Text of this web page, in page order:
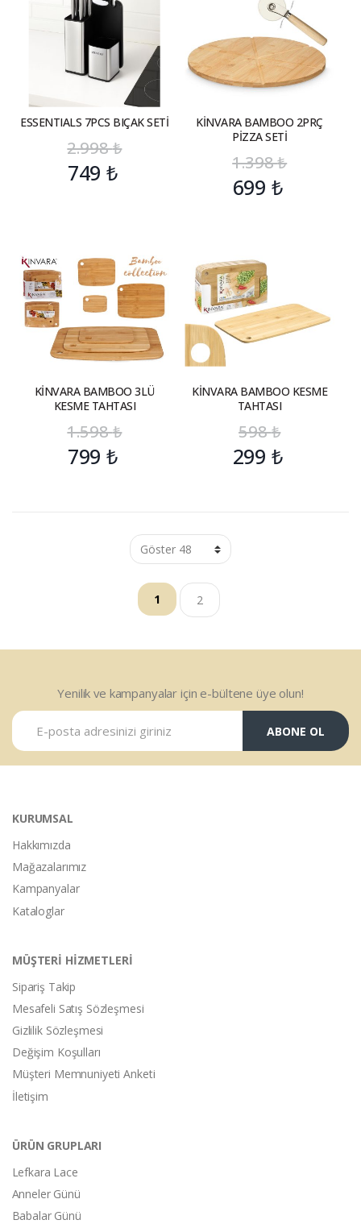
ESSENTIALS 7PCS BIÇAK SETİ
2.998₺
749₺
KİNVARA BAMBOO 2PRÇ
PİZZA SETİ
1.398₺
699 ₺
KİNVARA BAMBOO 3LÜ
KESME TAHTASI
1.598₺
799₺
KİNVARA BAMBOO KESME
TAHTASI
598₺
299 ₺
1 2
Yenilik ve kampanyalar için e-bültene üye olun!
ABONE OL
KURUMSAL
Hakkımızda
Mağazalarımız
Kampanyalar
Kataloglar
MÜŞTERİ HİZMETLERİ
Sipariş Takip
Mesafeli Satış Sözleşmesi
Gizlilik Sözleşmesi
Değişim Koşulları
Müşteri Memnuniyeti Anketi
İletişim
ÜRÜN GRUPLARI
Lefkara Lace
Anneler Günü
Babalar Günü